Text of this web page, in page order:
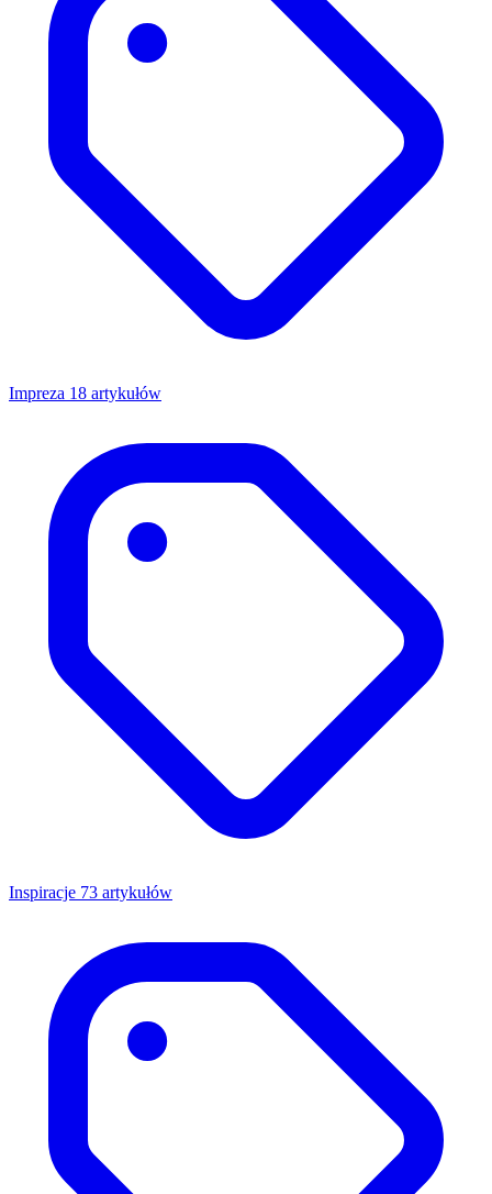
Impreza 18 artykułów
Inspiracje 73 artykułów